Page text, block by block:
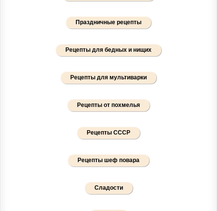
Праздничные рецепты
Рецепты для бедных и нищих
Рецепты для мультиварки
Рецепты от похмелья
Рецепты СССР
Рецепты шеф повара
Сладости